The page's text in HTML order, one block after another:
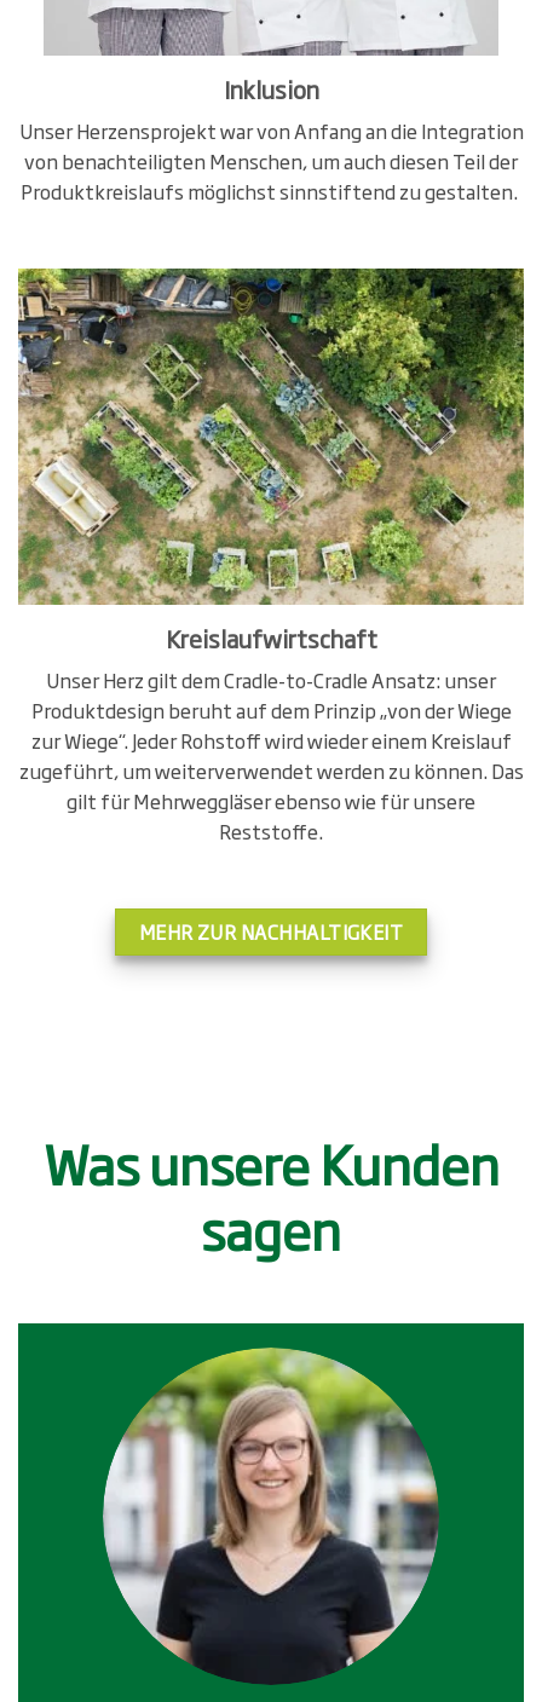
Inklusion
Unser Herzensprojekt war von Anfang an die Integration
von benachteiligten Menschen, um auch diesen Teil der
Produktkreislaufs möglichst sinnstiftend zu gestalten.
Kreislaufwirtschaft
Unser Herz gilt dem Cradle-to-Cradle Ansatz: unser
Produktdesign beruht auf dem Prinzip „von der Wiege
zur Wiege“. Jeder Rohstoff wird wieder einem Kreislauf
zugeführt, um weiterverwendet werden zu können. Das
gilt für Mehrweggläser ebenso wie für unsere
Reststoffe.
MEHR ZUR NACHHALTIGKEIT
Was unsere Kunden
sagen